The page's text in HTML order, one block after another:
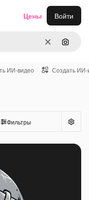
ОчиститьПоиск
Цены Войти
ИИ-видео Создать ИИ-
Фильтры